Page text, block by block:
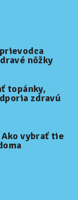
nôžky
topánky,
zdravú
vybrať tie